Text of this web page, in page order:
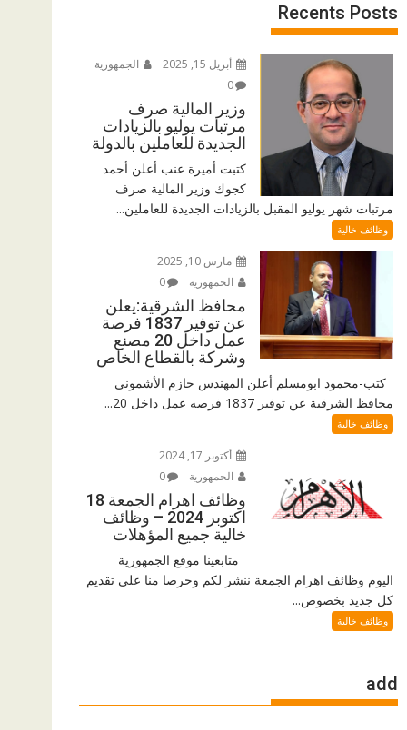
Recents Posts
أبريل 15, 2025
الجمهورية
0
وزير المالية صرف
مرتبات يوليو بالزيادات
الجديدة للعاملين بالدولة
كتبت أميرة عنب أعلن أحمد
كجوك وزير المالية صرف
مرتبات شهر يوليو المقبل بالزيادات الجديدة للعاملين...
وظائف خالية
مارس 10, 2025
الجمهورية
0
محافظ الشرقية:يعلن
عن توفير 1837 فرصة
عمل داخل 20 مصنع
وشركة بالقطاع الخاص
كتب-محمود ابومسلم أعلن المهندس حازم الأشموني
محافظ الشرقية عن توفير 1837 فرصه عمل داخل 20...
وظائف خالية
أكتوبر 17, 2024
الجمهورية
0
وظائف اهرام الجمعة 18
اكتوبر 2024 – وظائف
خالية جميع المؤهلات
متابعينا موقع الجمهورية
اليوم وظائف اهرام الجمعة ننشر لكم وحرصا منا على تقديم
كل جديد بخصوص...
وظائف خالية
add